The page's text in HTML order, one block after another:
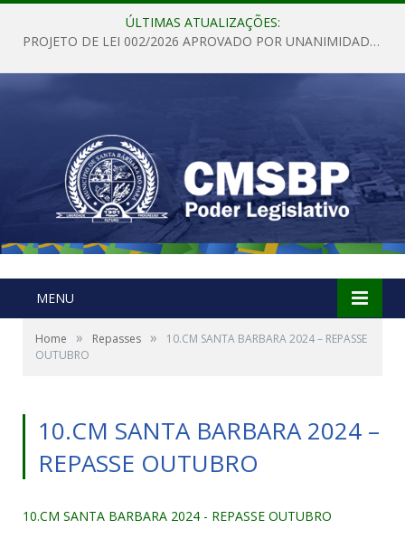
ÚLTIMAS ATUALIZAÇÕES:
PROJETO DE LEI 002/2026 APROVADO POR UNANIMIDADE EM SESSÃO ORDINÁRIA NESTA QUINTA – FEIRA 28 DE MAIO DE 2026
MENU
Home » Repasses »
10.CM SANTA BARBARA 2024 – REPASSE
OUTUBRO
10.CM SANTA BARBARA 2024 –
REPASSE OUTUBRO
10.CM SANTA BARBARA 2024 - REPASSE OUTUBRO